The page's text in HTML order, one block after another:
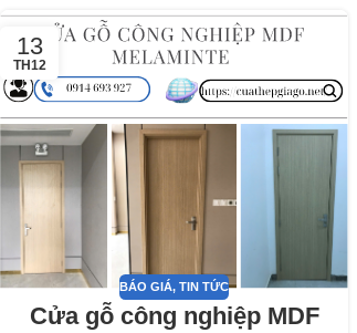
13
TH12
BÁO GIÁ, TIN TỨC
Cửa gỗ công nghiệp MDF